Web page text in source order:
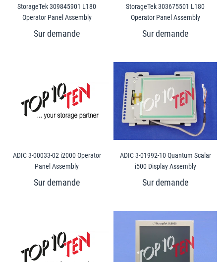
StorageTek 309845901 L180
Operator Panel Assembly
StorageTek 303675501 L180
Operator Panel Assembly
ADIC 3-00033-02 i2000 Operator
Panel Assembly
ADIC 3-01992-10 Quantum Scalar
i500 Display Assembly